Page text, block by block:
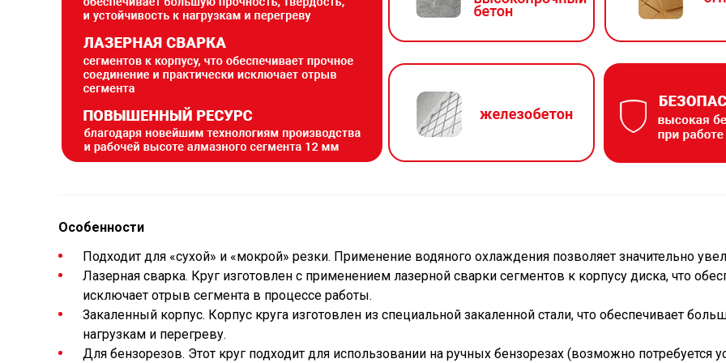
Особенности
Подходит для «сухой» и «мокрой» резки. Применение водяного охлаждения позволяет значительно
Лазерная сварка. Круг изготовлен с применением лазерной сварки сегментов к корпусу диска, что
исключает отрыв сегмента в процессе работы.
Закаленный корпус. Корпус круга изготовлен из специальной закаленной стали, что обеспечивает
нагрузкам и перегреву.
Для бензорезов. Этот круг подходит для использовании на ручных бензорезах (возможно потребуется